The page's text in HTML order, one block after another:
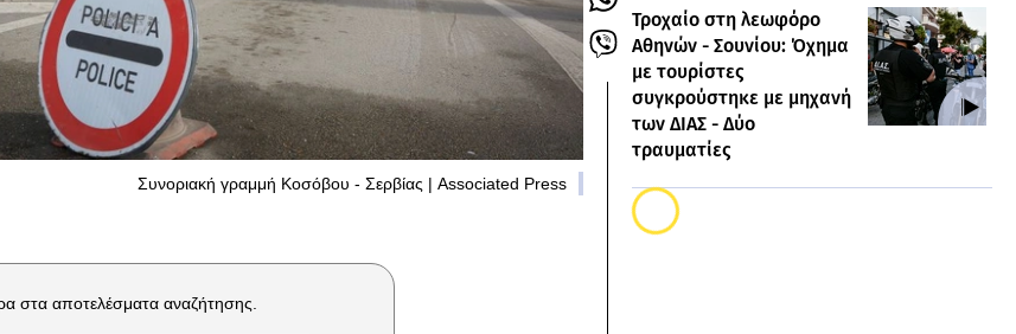
Συνοριακή γραμμή Κοσόβου - Σερβίας | Associated Press
στα αποτελέσματα αναζήτησης.
Τροχαίο στη λεωφόρο
Αθηνών - Σουνίου: Όχημα
με τουρίστες
συγκρούστηκε με μηχανή
των ΔΙΑΣ - Δύο
τραυματίες